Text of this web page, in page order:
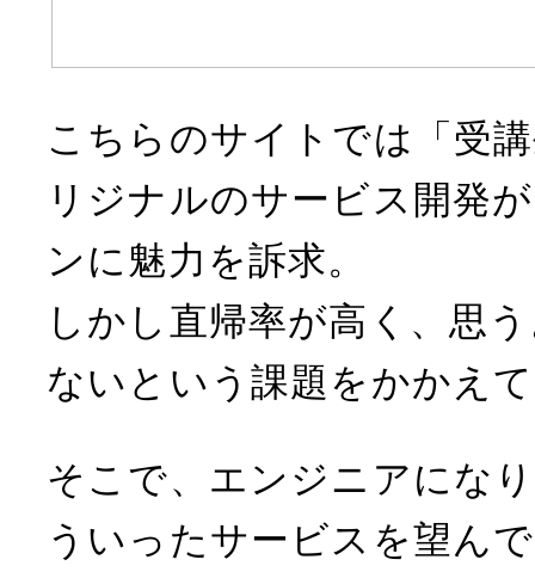
こちらのサイトでは「受
リジナルのサービス開発
ンに魅力を訴求。
しかし直帰率が高く、思
ないという課題をかかえ
そこで、エンジニアにな
ういったサービスを望ん